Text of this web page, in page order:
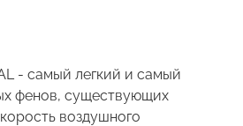
- самый легкий и самый
фенов, существующих
воздушного